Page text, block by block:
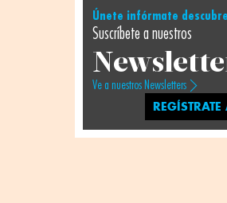
Únete infórmate descubre
Suscríbete a nuestros
Ve a nuestros Newsletters